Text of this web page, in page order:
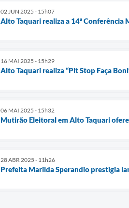
02 JUN 2025 - 15h07
Alto Taquari realiza a 14ª Conferência
16 MAI 2025 - 15h29
Alto Taquari realiza “Pit Stop Faça
06 MAI 2025 - 15h32
Mutirão Eleitoral em Alto Taquari
28 ABR 2025 - 11h26
Prefeita Marilda Sperandio prestigia